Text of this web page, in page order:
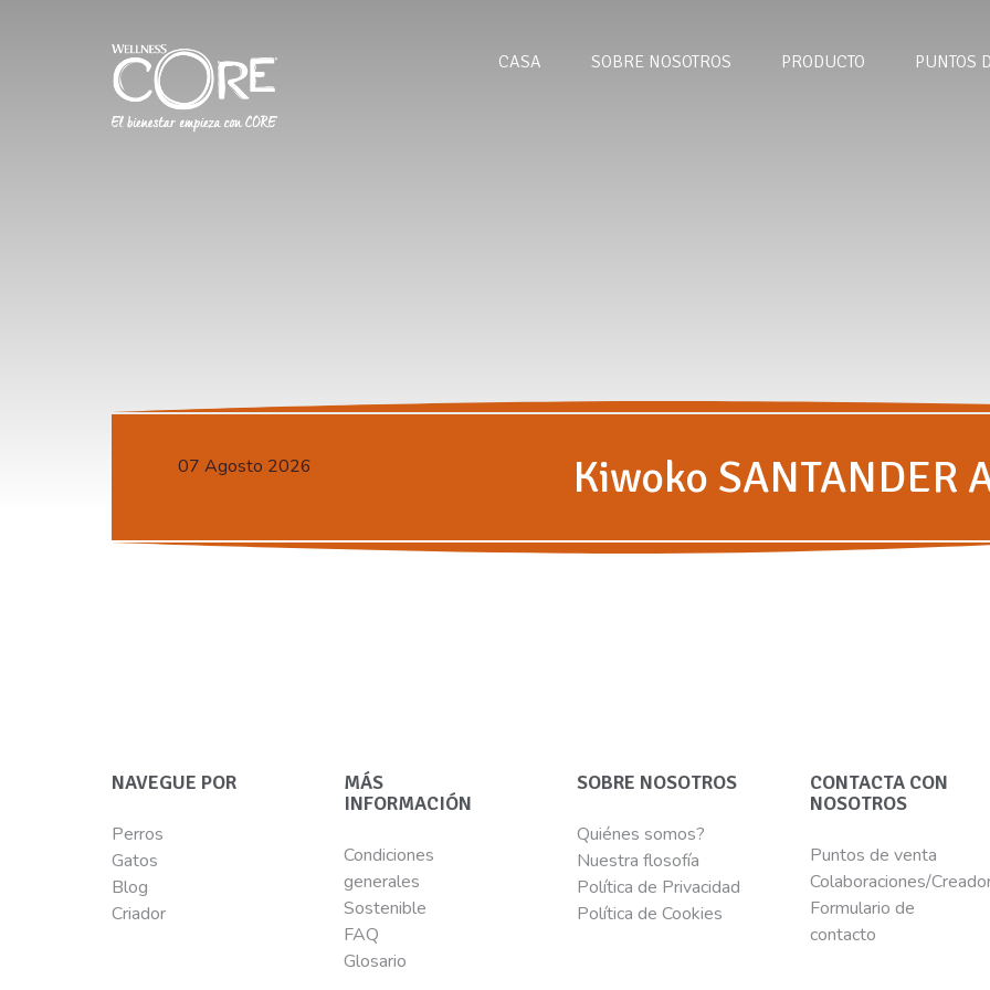
CASA SOBRE NOSOTROS PRODUCTO PUNTOS
07 Agosto 2026 Kiwoko SANTANDER
NAVEGUE POR
Perros
Gatos
Blog
Criador
MÁS
INFORMACIÓN
Condiciones
generales
Sostenible
FAQ
Glosario
SOBRE NOSOTROS
Quiénes somos?
Nuestra flosofía
Política de Privacidad
Política de Cookies
CONTACTA CON
NOSOTROS
Puntos de venta
Colaboraciones/
Formulario de
contacto